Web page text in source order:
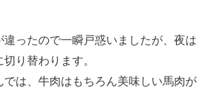
違ったので一瞬戸惑いましたが、夜は
り替わります。
では、牛肉はもちろん美味しい馬肉が